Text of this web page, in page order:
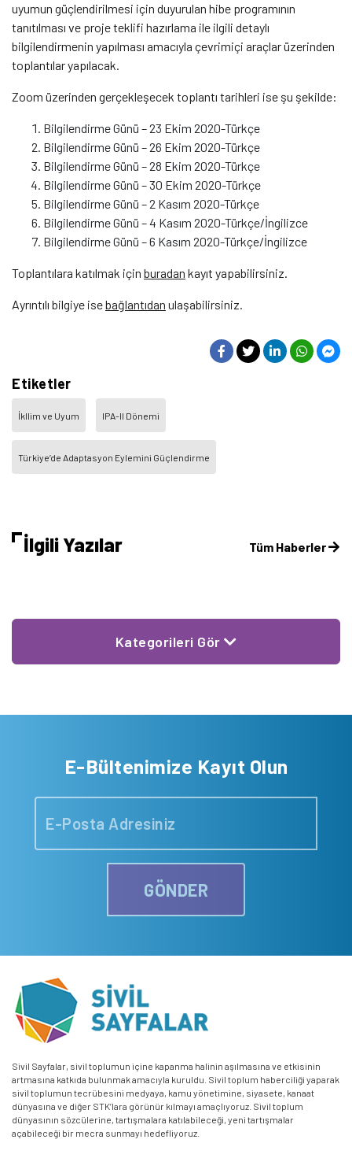
uyumun güçlendirilmesi için duyurulan hibe programının
tanıtılması ve proje teklifi hazırlama ile ilgili detaylı
bilgilendirmenin yapılması amacıyla çevrimiçi araçlar üzerinden
toplantılar yapılacak.
Zoom üzerinden gerçekleşecek toplantı tarihleri ise şu şekilde:
Bilgilendirme Günü – 23 Ekim 2020-Türkçe
Bilgilendirme Günü – 26 Ekim 2020-Türkçe
Bilgilendirme Günü – 28 Ekim 2020-Türkçe
Bilgilendirme Günü – 30 Ekim 2020-Türkçe
Bilgilendirme Günü – 2 Kasım 2020-Türkçe
Bilgilendirme Günü – 4 Kasım 2020-Türkçe/İngilizce
Bilgilendirme Günü – 6 Kasım 2020-Türkçe/İngilizce
Toplantılara katılmak için buradan kayıt yapabilirsiniz.
Ayrıntılı bilgiye isebağlantıdan ulaşabilirsiniz.
Etiketler
İkllim ve Uyum IPA-II Dönemi
Türkiye’de Adaptasyon Eylemini Güçlendirme
İlgili Yazılar Tüm Haberler
Kategorileri Gör
E-Bültenimize Kayıt Olun
GÖNDER
Sivil Sayfalar, sivil toplumun içine kapanma halinin aşılmasına ve etkisinin
artmasına katkıda bulunmak amacıyla kuruldu. Sivil toplum haberciliği yaparak
sivil toplumun tecrübesini medyaya, kamu yönetimine, siyasete, kanaat
dünyasına ve diğer STK’lara görünür kılmayı amaçlıyoruz. Sivil toplum
dünyasının sözcülerine, tartışmalara katılabileceği, yeni tartışmalar
açabileceği bir mecra sunmayı hedefliyoruz.